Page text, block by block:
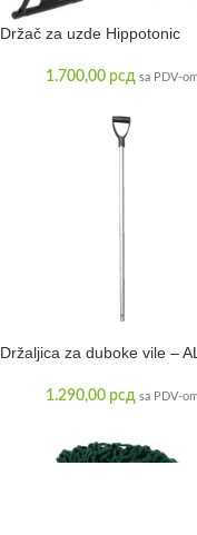
Držač za uzde Hippotonic
1.700,00 рсд sa PDV-
Držaljica za duboke vile –
1.290,00 рсд sa PDV-